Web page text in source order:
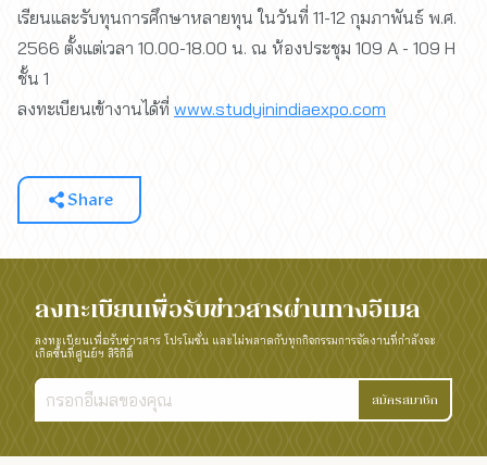
เรียนและรับทุนการศึกษาหลายทุน ในวันที่ 11-12 กุมภาพันธ์ พ.ศ.
2566 ตั้งแต่เวลา 10.00-18.00 น. ณ ห้องประชุม 109 A - 109 H
ชั้น 1
ลงทะเบียนเข้างานได้ที่ www.studyinindiaexpo.com
Share
ลงทะเบียนเพื่อรับข่าวสารผ่านทางอีเมล
ลงทะเบียนเพื่อรับข่าวสาร โปรโมชั่น และไม่พลาดกับทุกกิจกรรมการจัดงานที่กำลังจะ
เกิดขึ้นที่ศูนย์ฯ สิริกิติ์
สมัครสมาชิก